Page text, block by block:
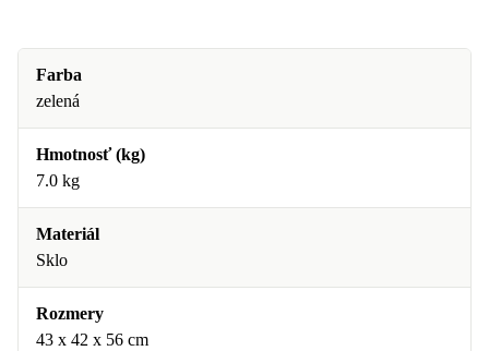
Farba
zelená
Hmotnosť (kg)
7.0 kg
Materiál
Sklo
Rozmery
43 x 42 x 56 cm